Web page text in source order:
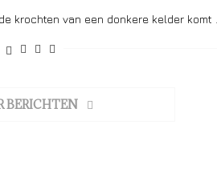
krochten van een donkere kelder komt …
BERICHTEN